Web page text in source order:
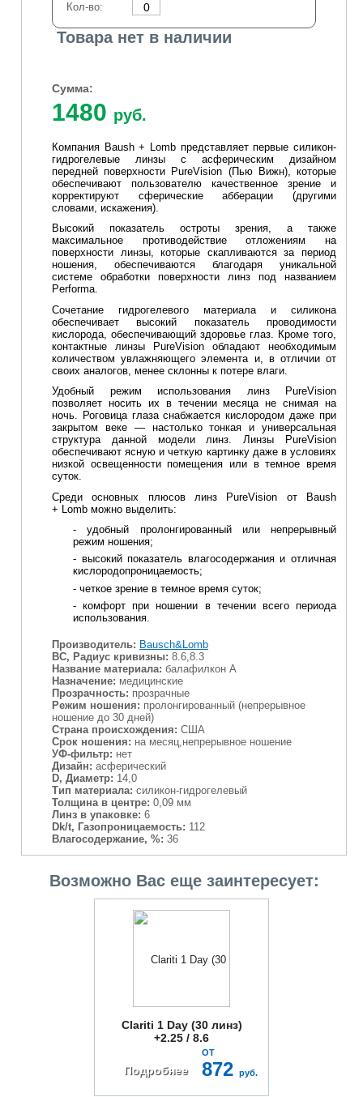
Кол-во:
Товара нет в наличии
Сумма:
1480 руб.
Компания Baush + Lomb представляет первые силикон-
гидрогелевые линзы с асферическим дизайном
передней поверхности PureVision (Пью Вижн), которые
обеспечивают пользователю качественное зрение и
корректируют сферические абберации (другими
словами, искажения).
Высокий показатель остроты зрения, а также
максимальное противодействие отложениям на
поверхности линзы, которые скапливаются за период
ношения, обеспечиваются благодаря уникальной
системе обработки поверхности линз под названием
Performa.
Сочетание гидрогелевого материала и силикона
обеспечивает высокий показатель проводимости
кислорода, обеспечивающий здоровье глаз. Кроме того,
контактные линзы PureVision обладают необходимым
количеством увлажняющего элемента и, в отличии от
своих аналогов, менее склонны к потере влаги.
Удобный режим использования линз PureVision
позволяет носить их в течении месяца не снимая на
ночь. Роговица глаза снабжается кислородом даже при
закрытом веке — настолько тонкая и универсальная
структура данной модели линз. Линзы PureVision
обеспечивают ясную и четкую картинку даже в условиях
низкой освещенности помещения или в темное время
суток.
Среди основных плюсов линз PureVision от Baush
+ Lomb можно выделить:
- удобный пролонгированный или непрерывный
режим ношения;
- высокий показатель влагосодержания и отличная
кислородопроницаемость;
- четкое зрение в темное время суток;
- комфорт при ношении в течении всего периода
использования.
Производитель: Bausch&Lomb
BC, Радиус кривизны: 8.6,8.3
Название материала: балафилкон А
Назначение: медицинские
Прозрачность: прозрачные
Режим ношения: пролонгированный (непрерывное
ношение до 30 дней)
Страна происхождения: США
Срок ношения: на месяц,непрерывное ношение
УФ-фильтр: нет
Дизайн: асферический
D, Диаметр: 14,0
Тип материала: силикон-гидрогелевый
Толщина в центре: 0,09 мм
Линз в упаковке: 6
Dk/t, Газопроницаемость: 112
Влагосодержание, %: 36
Возможно Вас еще заинтересует:
Clariti 1 Day (30 линз)
+2.25 / 8.6
Подробнее
ОТ
872 руб.